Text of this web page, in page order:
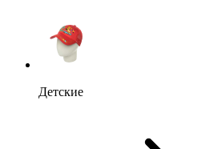
Детские